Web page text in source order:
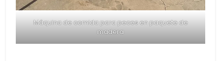
Máquina de comida para peces en paquete de
madera